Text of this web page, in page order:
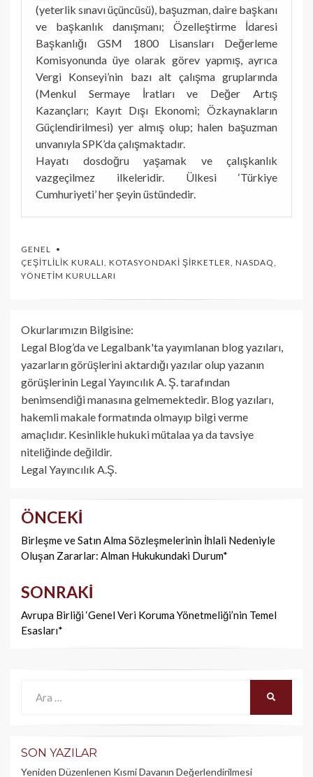
(yeterlik sınavı üçüncüsü), başuzman, daire başkanı
ve başkanlık danışmanı; Özelleştirme İdaresi
Başkanlığı GSM 1800 Lisansları Değerleme
Komisyonunda üye olarak görev yapmış, ayrıca
Vergi Konseyi’nin bazı alt çalışma gruplarında
(Menkul Sermaye İratları ve Değer Artış
Kazançları; Kayıt Dışı Ekonomi; Özkaynakların
Güçlendirilmesi) yer almış olup; halen başuzman
unvanıyla SPK’da çalışmaktadır.
Hayatı dosdoğru yaşamak ve çalışkanlık
vazgeçilmez ilkeleridir. Ülkesi ‘Türkiye
Cumhuriyeti’ her şeyin üstündedir.
GENEL
ÇEŞITLILIK KURALI KOTASYONDAKI ŞIRKETLER NASDAQ
YÖNETIM KURULLARI
Okurlarımızın Bilgisine:
Legal Blog’da ve Legalbank'ta yayımlanan blog yazıları,
yazarların görüşlerini aktardığı yazılar olup yazanın
görüşlerinin Legal Yayıncılık A. Ş. tarafından
benimsendiği manasına gelmemektedir. Blog yazıları,
hakemli makale formatında olmayıp bilgi verme
amaçlıdır. Kesinlikle hukuki mütalaa ya da tavsiye
niteliğinde değildir.
Legal Yayıncılık A.Ş.
Yazı
dolaşımı
ÖNCEKI
Birleşme ve Satın Alma Sözleşmelerinin İhlali Nedeniyle
Oluşan Zararlar: Alman Hukukundaki Durum*
SONRAKI
Avrupa Birliği ‘Genel Veri Koruma Yönetmeliği’nin Temel
Esasları*
SON YAZILAR
Yeniden Düzenlenen Kısmi Davanın Değerlendirilmesi